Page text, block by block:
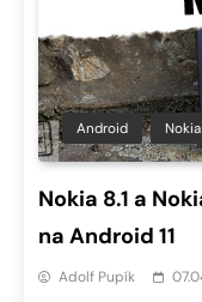
Android Nokia
Nokia 8.1 a
na Android 11
Adolf Pupík